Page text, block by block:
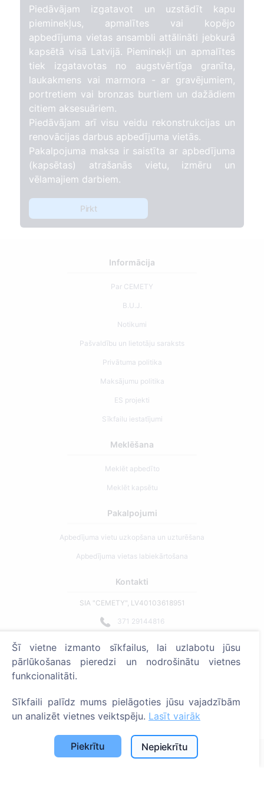
Piedāvājam izgatavot un uzstādīt kapu
pieminekļus, apmalītes vai kopējo
apbedījuma vietas ansambli attālināti jebkurā
kapsētā visā Latvijā. Pieminekļi un apmalītes
tiek izgatavotas no augstvērtīga granīta,
laukakmens vai marmora - ar gravējumiem,
portretiem vai bronzas burtiem un dažādiem
citiem aksesuāriem.
Piedāvājam arī visu veidu rekonstrukcijas un
renovācijas darbus apbedījuma vietās.
Pakalpojuma maksa ir saistīta ar apbedījuma
(kapsētas) atrašanās vietu, izmēru un
vēlamajiem darbiem.
Pirkt
Informācija
Par CEMETY
B.U.J.
Notikumi
Pašvaldību un lietotāju saraksts
Privātuma politika
Maksājumu politika
ES projekti
Sīkfailu iestatījumi
Meklēšana
Meklēt apbedīto
Meklēt kapsētu
Pakalpojumi
Apbedījuma vietu uzkopšana un uzturēšana
Apbedījuma vietas labiekārtošana
Kontakti
SIA "CEMETY", LV40103618951
371 29144816
Strādājam visā Latvijā!
Administratoriem
© 2013 - 2026 Cemety Visas tiesības aizsargātas
Privātuma politika un noteikumi.
Šī vietne izmanto sīkfailus, lai uzlabotu jūsu
pārlūkošanas pieredzi un nodrošinātu vietnes
funkcionalitāti.
Sīkfaili palīdz mums pielāgoties jūsu vajadzībām
un analizēt vietnes veiktspēju. Lasīt vairāk
Piekrītu Nepiekrītu